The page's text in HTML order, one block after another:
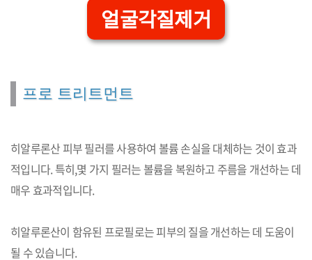
얼굴각질제거
프로 트리트먼트
히알루론산 피부 필러를 사용하여 볼륨 손실을 대체하는 것이 효과
적입니다. 특히,몇 가지 필러는 볼륨을 복원하고 주름을 개선하는 데
매우 효과적입니다.
히알루론산이 함유된 프로필로는 피부의 질을 개선하는 데 도움이
될 수 있습니다.